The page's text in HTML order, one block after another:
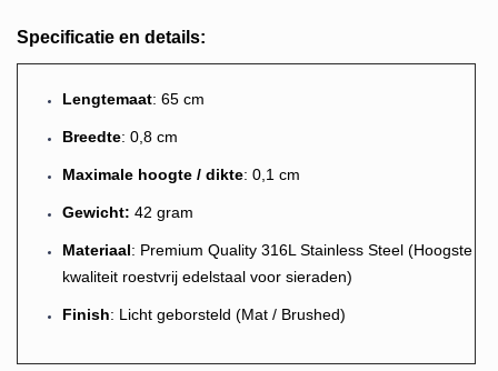
Specificatie en details:
Lengtemaat: 65 cm
Breedte: 0,8 cm
Maximale hoogte / dikte: 0,1 cm
Gewicht: 42 gram
Materiaal: Premium Quality 316L Stainless Steel (Hoogste
kwaliteit roestvrij edelstaal voor sieraden)
Finish: Licht geborsteld (Mat / Brushed)